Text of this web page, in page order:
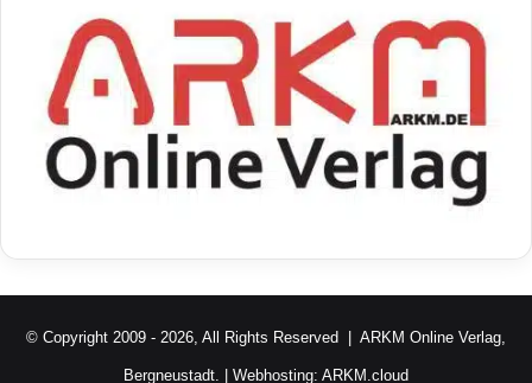
© Copyright 2009 - 2026, All Rights Reserved | ARKM Online Verlag,
Bergneustadt. | Webhosting: ARKM.cloud